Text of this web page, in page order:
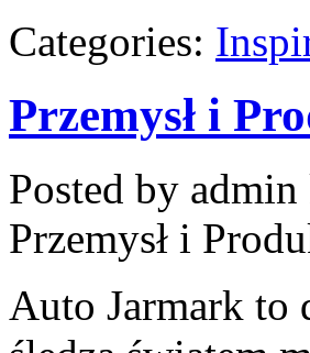
Categories:
Przemysł i
Posted by admin
Przemysł i
Auto Jarmark to